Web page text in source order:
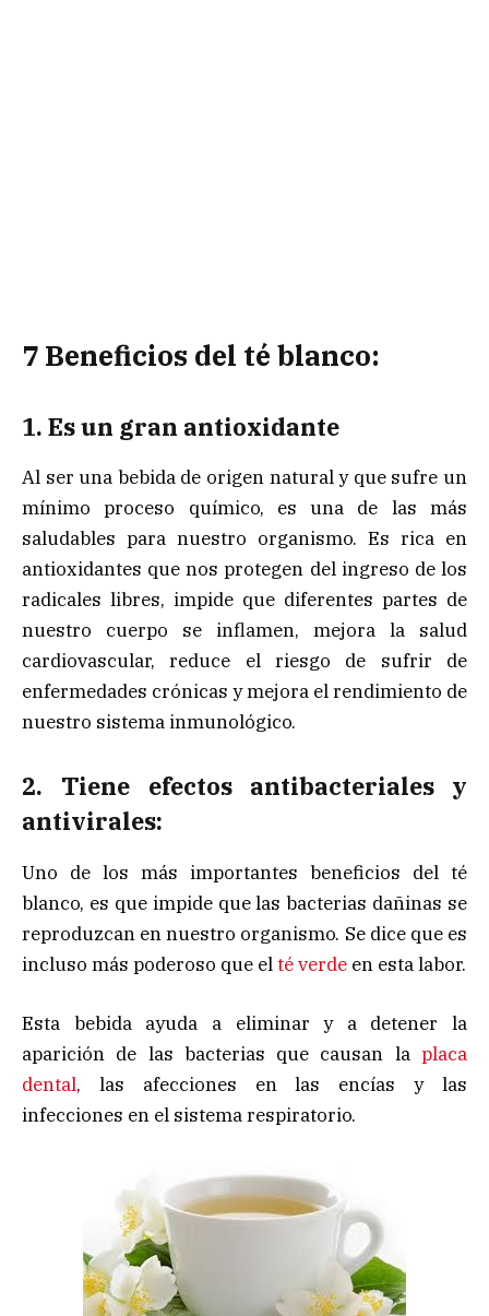
7 Beneficios del té blanco:
1. Es un gran antioxidante
Al ser una bebida de origen natural y que sufre un
mínimo proceso químico, es una de las más
saludables para nuestro organismo. Es rica en
antioxidantes que nos protegen del ingreso de los
radicales libres, impide que diferentes partes de
nuestro cuerpo se inflamen, mejora la salud
cardiovascular, reduce el riesgo de sufrir de
enfermedades crónicas y mejora el rendimiento de
nuestro sistema inmunológico.
2. Tiene efectos antibacteriales y
antivirales:
Uno de los más importantes beneficios del té
blanco, es que impide que las bacterias dañinas se
reproduzcan en nuestro organismo. Se dice que es
incluso más poderoso que elté verde en esta labor.
Esta bebida ayuda a eliminar y a detener la
aparición de las bacterias que causan laplaca
dental, las afecciones en las encías y las
infecciones en el sistema respiratorio.